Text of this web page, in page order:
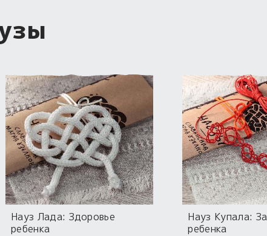
Науз Лада: Здоровье
ребенка
Науз Купала:
ребенка